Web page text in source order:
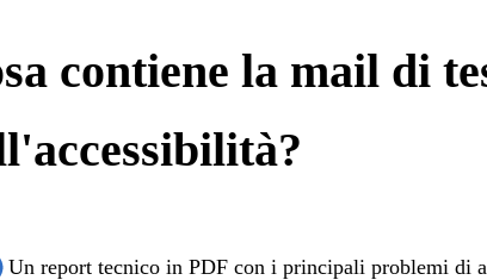
contiene la mail di
Un report tecnico in PDF con i principali problemi di